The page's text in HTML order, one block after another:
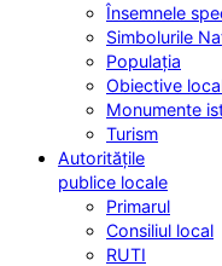
Însemnele
Simbolurile
Populația
Obiective
Monumente
Turism
Autoritățile
publice locale
Primarul
Consiliul local
RUTI